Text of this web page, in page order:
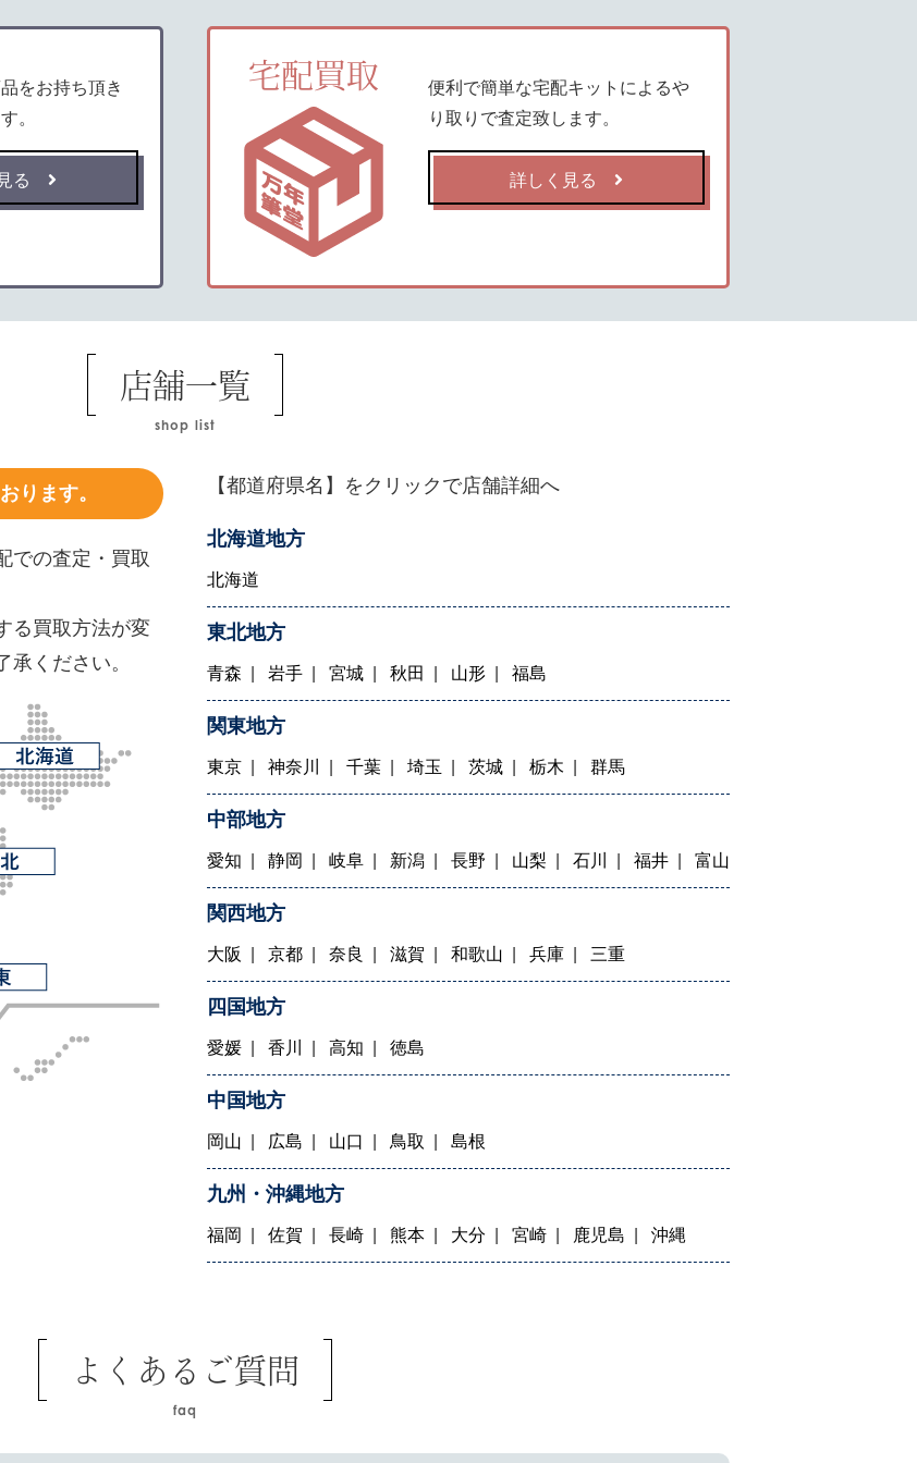
をお持ち頂き
。
る
宅配買取
便利で簡単な宅配キットによるや
り取りで査定致します。
詳しく見る
店舗一覧
shop list
ります。
での査定・買取
る買取方法が変
ください。
【都道府県名】をクリックで店舗詳細へ
北海道地方
北海道
東北地方
青森 岩手 宮城 秋田 山形 福島
関東地方
東京 神奈川 千葉 埼玉 茨城 栃木 群馬
中部地方
愛知 静岡 岐阜 新潟 長野 山梨 石川 福井 富山
関西地方
大阪 京都 奈良 滋賀 和歌山 兵庫 三重
四国地方
愛媛 香川 高知 徳島
中国地方
岡山 広島 山口 鳥取 島根
九州・沖縄地方
福岡 佐賀 長崎 熊本 大分 宮崎 鹿児島 沖縄
よくあるご質問
faq